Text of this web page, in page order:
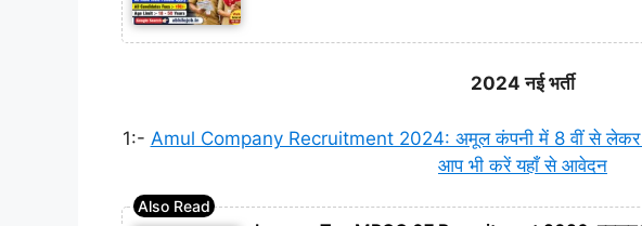
2024 नई भर्ती
1:- Amul Company Recruitment 2024: अमूल कंपनी में 8 वीं से लेकर
आप भी करें यहाँ से आवेदन